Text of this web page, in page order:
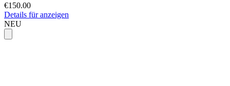
€150.00
Details für anzeigen
NEU